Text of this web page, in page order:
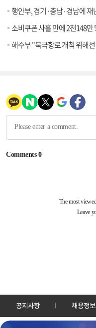
행안부, 경기·충남·경남에 재
소비쿠폰 사흘 만에 2천148만
해수부 "북극항로 개척 위해선 지금
공지사항 채용정보